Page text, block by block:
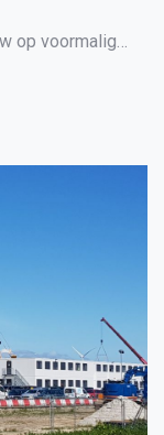
op voormalig
directeur
B.V en